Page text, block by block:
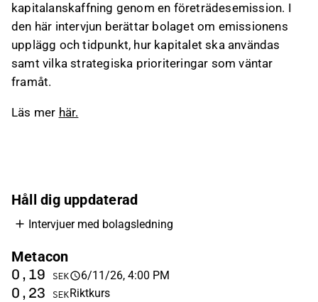
kapitalanskaffning genom en företrädesemission. I
den här intervjun berättar bolaget om emissionens
upplägg och tidpunkt, hur kapitalet ska användas
samt vilka strategiska prioriteringar som väntar
framåt.
Läs mer här.
Håll dig uppdaterad
Intervjuer med bolagsledning
Metacon
0,19 SEK 6/11/26, 4:00 PM
0,23 SEKRiktkurs